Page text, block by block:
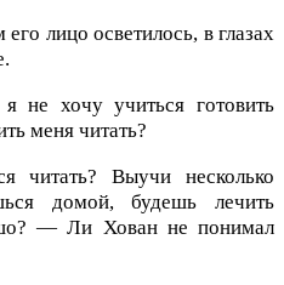
лицо осветилось, в глазах
хочу учиться готовить
меня читать?
читать? Выучи несколько
домой, будешь лечить
— Ли Хован не понимал